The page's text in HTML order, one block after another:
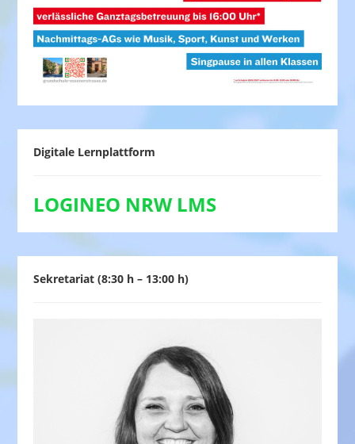
Digitale Lernplattform
LOGINEO NRW LMS
Sekretariat (8:30 h – 13:00 h)